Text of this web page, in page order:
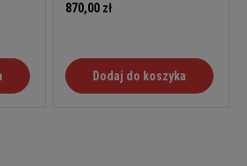
870,00 zł
Dodaj do koszyka